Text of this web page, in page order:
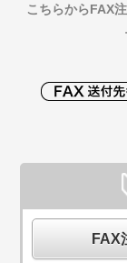
こちらからFAX
FAX